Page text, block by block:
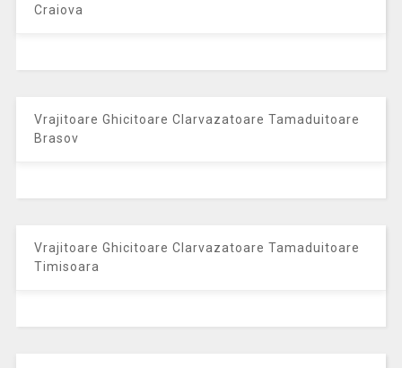
Craiova
Vrajitoare Ghicitoare Clarvazatoare Tamaduitoare
Brasov
Vrajitoare Ghicitoare Clarvazatoare Tamaduitoare
Timisoara